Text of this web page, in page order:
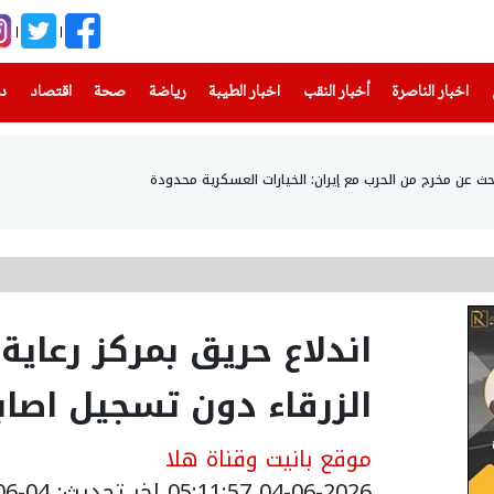
اخبار الناصرة
(current) أخبار النقب اخبار الطيبة(current) رياضة
(current) صحة(current) اقتصاد
الحرب مع إيران: الخيارات العسكرية محدودة
اندلاع حريق بمركز
الزرقاء دون تسجيل
موقع بانيت وقناة هلا